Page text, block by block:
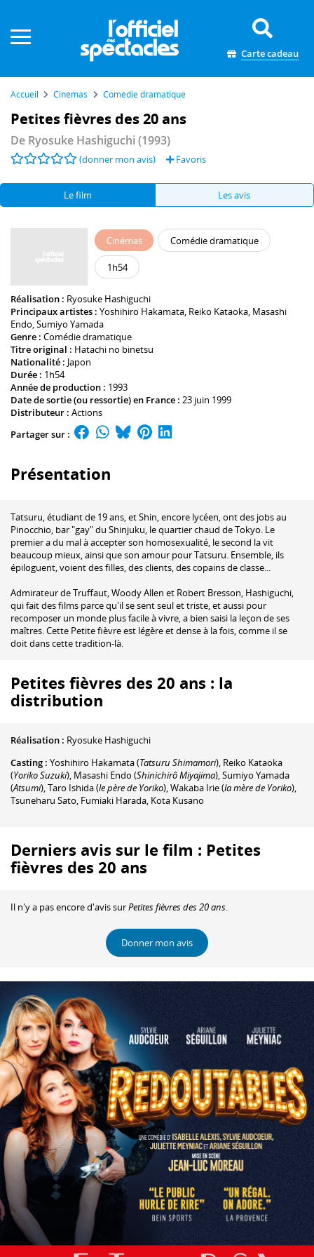
Carte cadeau
Accueil Cinémas Comédie dramatique
Petites fièvres des 20 ans
De Ryosuke Hashiguchi (1993)
(donner mon avis) Favoris
Le film Les avis
Cinémas Comédie dramatique
1h54
Réalisation : Ryosuke Hashiguchi
Principaux artistes : Yoshihiro Hakamata, Reiko Kataoka, Masashi
Endo,Sumiyo Yamada
Genre : Comédie dramatique
Titre original : Hatachi no binetsu
Nationalité : Japon
Durée : 1h54
Année de production : 1993
Date de sortie (ou ressortie) en France : 23 juin 1999
Distributeur : Actions
Partager sur :
Présentation
Tatsuru, étudiant de 19 ans, et Shin, encore lycéen, ont des jobs au
Pinocchio, bar "gay" du Shinjuku, le quartier chaud de Tokyo. Le
premier a du mal à accepter son homosexualité, le second la vit
beaucoup mieux, ainsi que son amour pour Tatsuru. Ensemble, ils
épiloguent, voient des filles, des clients, des copains de classe...
Admirateur de Truffaut, Woody Allen et Robert Bresson, Hashiguchi,
qui fait des films parce qu'il se sent seul et triste, et aussi pour
recomposer un monde plus facile à vivre, a bien saisi la leçon de ses
maîtres. Cette Petite fièvre est légère et dense à la fois, comme il se
doit dans cette tradition-là.
Petites fièvres des 20 ans : la
distribution
Réalisation : Ryosuke Hashiguchi
Casting : Yoshihiro Hakamata(Tatsuru Shimamori), Reiko Kataoka
(Yoriko Suzuki), Masashi Endo (Shinichirô Miyajima),Sumiyo Yamada
(Atsumi),Taro Ishida(le père de Yoriko),Wakaba Irie(la mère de Yoriko),
Tsuneharu Sato, Fumiaki Harada, Kota Kusano
Derniers avis sur le film : Petites
fièvres des 20 ans
Il n'y a pas encore d'avis surPetites fièvres des 20 ans.
Donner mon avis